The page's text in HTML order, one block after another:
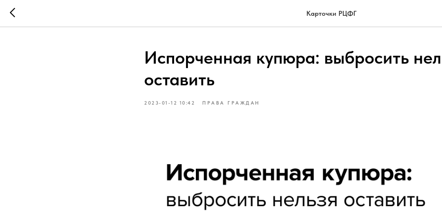
Карточки РЦФГ
Испорченная купюра: выбросить
оставить
2023-01-12 10:42 ПРАВА ГРАЖДАН